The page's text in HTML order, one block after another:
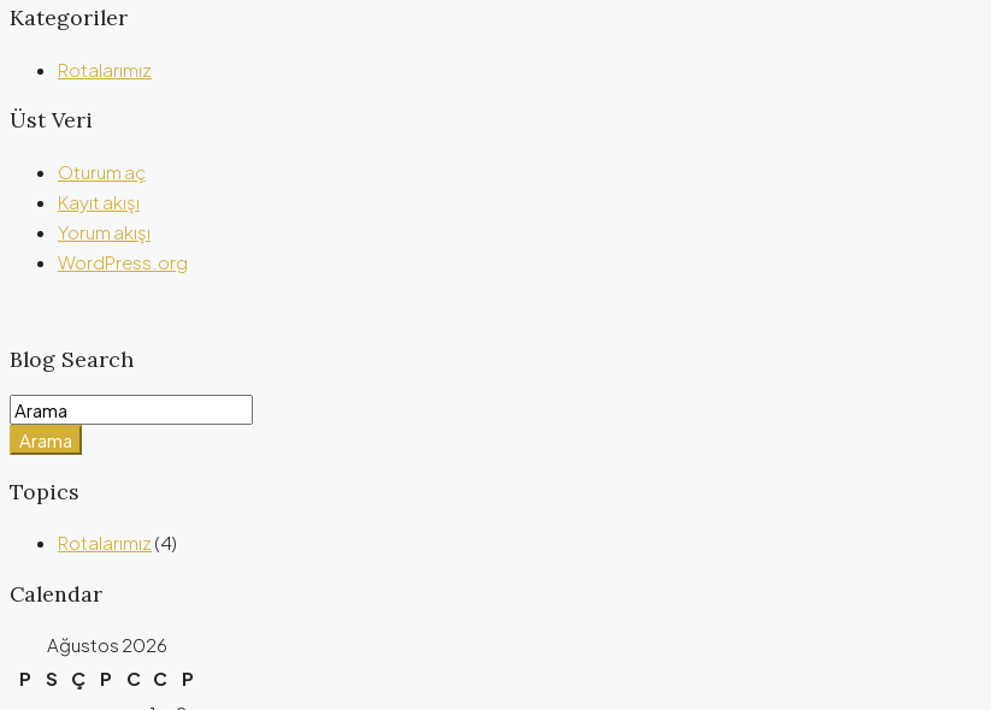
Kategoriler
Rotalarımız
Üst Veri
Oturum aç
Kayıt akışı
Yorum akışı
WordPress.org
Blog Search
Arama
Topics
Rotalarımız (4)
Calendar
Ağustos 2026
P
S Ç P C C
P